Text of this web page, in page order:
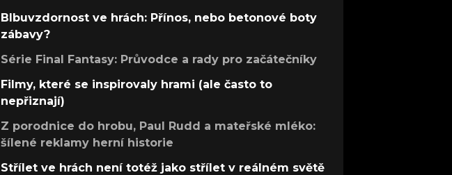
Blbuvzdornost ve hrách: Přínos, nebo betonové boty
zábavy?
Série Final Fantasy: Průvodce a rady pro začátečníky
Filmy, které se inspirovaly hrami (ale často to
nepřiznají)
Z porodnice do hrobu, Paul Rudd a mateřské mléko:
šílené reklamy herní historie
Střílet ve hrách není totéž jako střílet v reálném světě